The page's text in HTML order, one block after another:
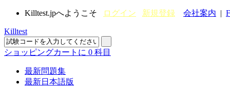
Killtest.jpへようこそ ログイン 新規登録 会社案内 |
Killtest
ショッピングカートに 0 科目
最新問題集
最新日本語版